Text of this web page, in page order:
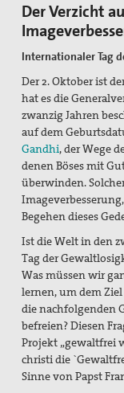
Der Verzicht
Internationaler Tag
Der 2. Oktober ist
hat es die
zwanzig Jahren
auf dem
Gandhi, der Wege
denen Böses mit
überwinden.
Begehen dieses
Ist die Welt in den
Tag der
Was müssen wir
lernen, um dem
die nachfolgenden
befreien? Diesen
Projekt „gewaltfrei
christi die
Sinne von Papst